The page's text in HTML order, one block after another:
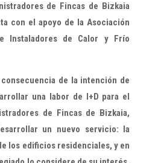
de Fincas de Bizkaia
con el apoyo de la Asociación
Instaladores de Calor y Frío
de la intención de
una labor de I+D para el
de Fincas de Bizkaia,
un nuevo servicio: la
los edificios residenciales, y en